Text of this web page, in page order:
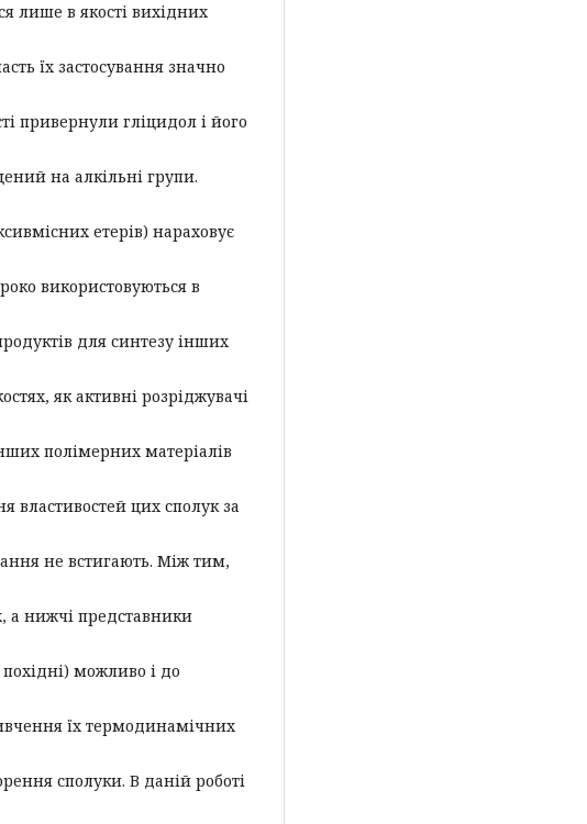
лише в якості вихідних
їх застосування значно
привернули гліцидол і його
на алкільні групи.
етерів) нараховує
використовуються в
для синтезу інших
як активні розріджувачі
полімерних матеріалів
властивостей цих сполук за
не встигають. Між тим,
а нижчі представники
можливо і до
їх термодинамічних
сполуки. В даній роботі